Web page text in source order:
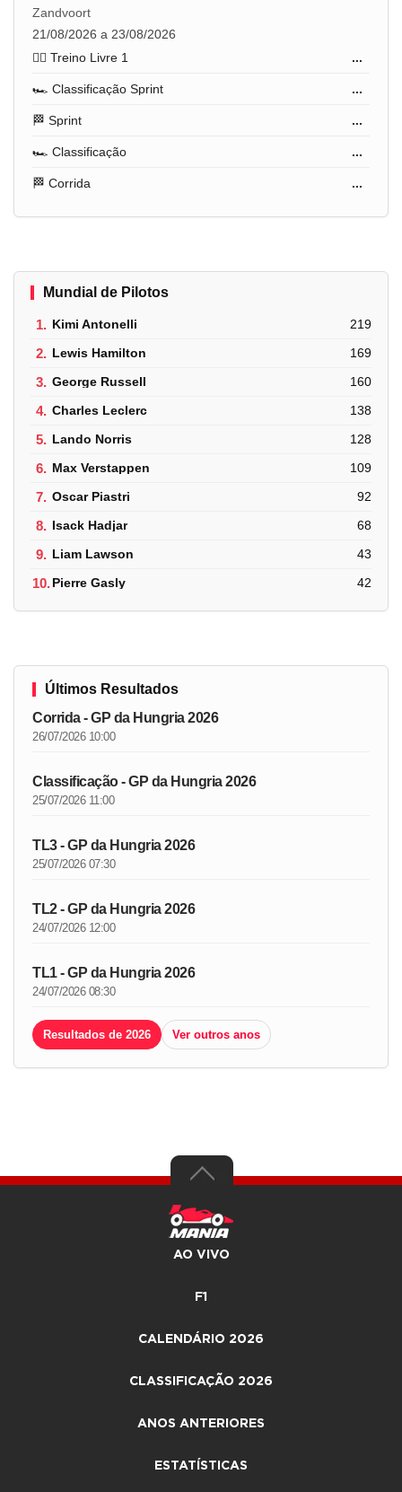
Zandvoort
21/08/2026 a 23/08/2026
🏋️‍♂️ Treino Livre 1
...
🏎️ Classificação Sprint ...
🏁 Sprint ...
🏎️ Classificação ...
🏁 Corrida ...
Mundial de Pilotos
1. Kimi Antonelli 219
2. Lewis Hamilton 169
3. George Russell 160
4. Charles Leclerc 138
5. Lando Norris 128
6. Max Verstappen 109
7. Oscar Piastri 92
8. Isack Hadjar 68
9. Liam Lawson 43
10.Pierre Gasly 42
Últimos Resultados
Corrida - GP da Hungria 2026
26/07/2026 10:00
Classificação - GP da Hungria 2026
25/07/2026 11:00
TL3 - GP da Hungria 2026
25/07/2026 07:30
TL2 - GP da Hungria 2026
24/07/2026 12:00
TL1 - GP da Hungria 2026
24/07/2026 08:30
Resultados de 2026 Ver outros anos
AO VIVO
F1
CALENDÁRIO 2026
CLASSIFICAÇÃO 2026
ANOS ANTERIORES
ESTATÍSTICAS